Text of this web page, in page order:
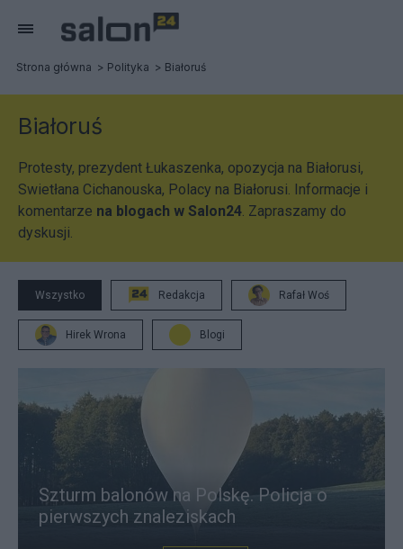
Strona główna Polityka Białoruś
Białoruś
Protesty, prezydent Łukaszenka, opozycja na Białorusi,
Swietłana Cichanouska, Polacy na Białorusi. Informacje i
komentarze na blogach w Salon24. Zapraszamy do
dyskusji.
Wszystko Redakcja Rafał Woś
Hirek Wrona Blogi
Szturm balonów na Polskę. Policja o
pierwszych znaleziskach